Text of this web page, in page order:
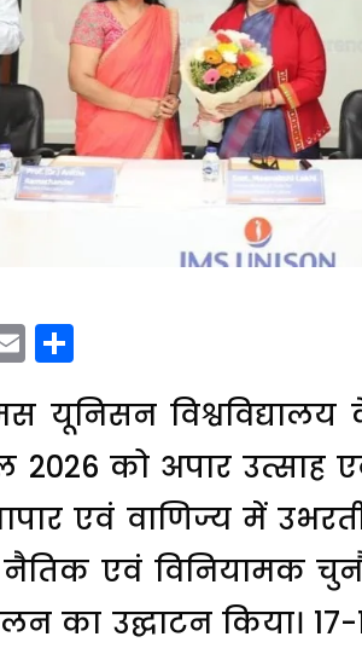
Email
यूनिसन
2026 को अपार उत्साह
एवं वाणिज्य में
एवं विनियामक
का उद्घाटन किया।